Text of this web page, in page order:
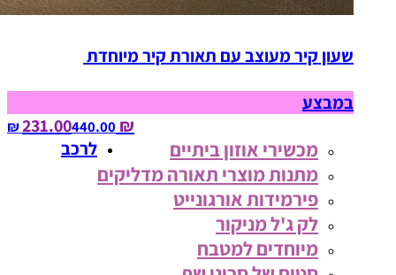
שעון קיר מעוצב עם תאורת קיר מיוחדת
במבצע
₪ 231.00
440.00‏ ₪
מכשירי אוזון ביתיים
מתנות מוצרי תאורה מדליקים
פירמידות אורגונייט
לק ג'ל מניקור
מיוחדים למטבח
לרכב